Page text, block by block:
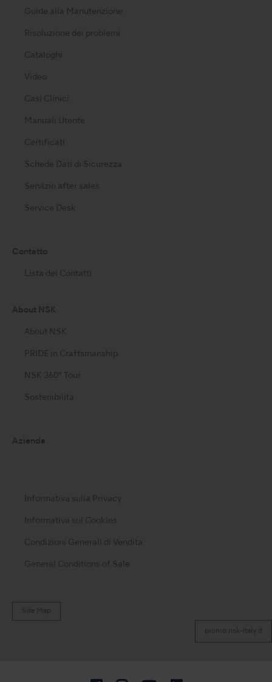
Guide alla Manutenzione
Risoluzione dei problemi
Cataloghi
Video
Casi Clinici
Manuali Utente
Certificati
Schede Dati di Sicurezza
Servizio after sales
Service Desk
Contatto
Lista dei Contatti
About NSK
About NSK
PRIDE in Craftsmanship
NSK 360° Tour
Sostenibilità
Azienda
Informativa sulla Privacy
Informativa sui Cookies
Condizioni Generali di Vendita
General Conditions of Sale
promo.nsk-italy.it
Site Map